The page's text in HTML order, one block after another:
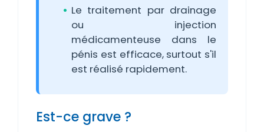
Le traitement par drainage
ou injection
médicamenteuse dans le
pénis est efficace, surtout s'il
est réalisé rapidement.
Est-ce grave ?